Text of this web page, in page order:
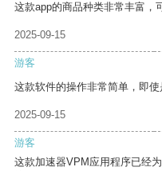
这款app的商品种类非常丰富，
2025-09-15
游客
这款软件的操作非常简单，即使
2025-09-15
游客
这款加速器VPM应用程序已经